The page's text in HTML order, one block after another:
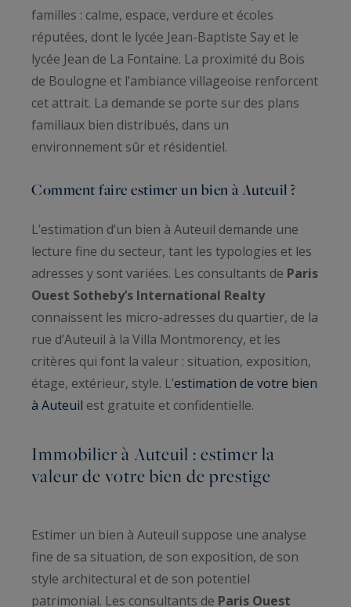
familles : calme, espace, verdure et écoles
réputées, dont le lycée Jean-Baptiste Say et le
lycée Jean de La Fontaine. La proximité du Bois
de Boulogne et l’ambiance villageoise renforcent
cet attrait. La demande se porte sur des plans
familiaux bien distribués, dans un
environnement sûr et résidentiel.
Comment faire estimer un bien à Auteuil ?
L’estimation d’un bien à Auteuil demande une
lecture fine du secteur, tant les typologies et les
adresses y sont variées. Les consultants de Paris
Ouest Sotheby’s International Realty
connaissent les micro-adresses du quartier, de la
rue d’Auteuil à la Villa Montmorency, et les
critères qui font la valeur : situation, exposition,
étage, extérieur, style. L’estimation de votre bien
à Auteuil est gratuite et confidentielle.
Immobilier à Auteuil : estimer la
valeur de votre bien de prestige
Estimer un bien à Auteuil suppose une analyse
fine de sa situation, de son exposition, de son
style architectural et de son potentiel
patrimonial. Les consultants de Paris Ouest